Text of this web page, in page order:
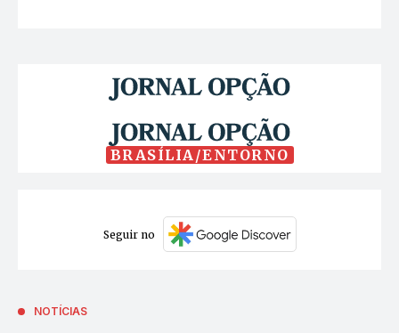
BRASÍLIA/ENTORNO
Seguir no
NOTÍCIAS